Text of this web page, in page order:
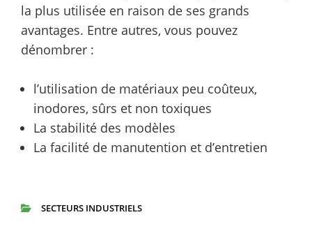
la plus utilisée en raison de ses grands
avantages. Entre autres, vous pouvez
dénombrer :
l’utilisation de matériaux peu coûteux,
inodores, sûrs et non toxiques
La stabilité des modèles
La facilité de manutention et d’entretien
SECTEURS INDUSTRIELS